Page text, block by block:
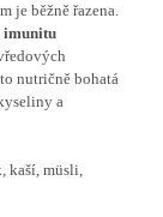
je běžně řazena.
imunitu
nutričně bohatá
a
kaší, müsli,